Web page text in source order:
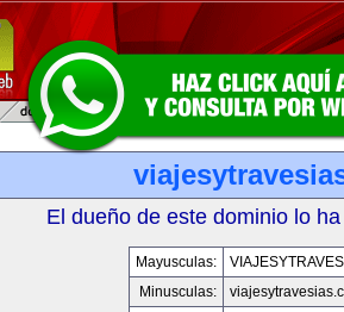
El dueño de este dominio lo
Mayusculas:
Minusculas: